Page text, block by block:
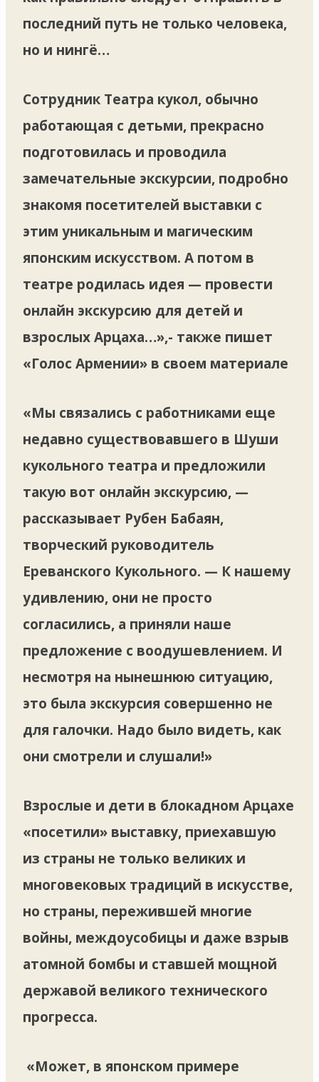
последний путь не только человека,
но и нингё…
Сотрудник Театра кукол, обычно
работающая с детьми, прекрасно
подготовилась и проводила
замечательные экскурсии, подробно
знакомя посетителей выставки с
этим уникальным и магическим
японским искусством. А потом в
театре родилась идея — провести
онлайн экскурсию для детей и
взрослых Арцаха…»,- также пишет
«Голос Армении» в своем материале
«Мы связались с работниками еще
недавно существовавшего в Шуши
кукольного театра и предложили
такую вот онлайн экскурсию, —
рассказывает Рубен Бабаян,
творческий руководитель
Ереванского Кукольного. — К нашему
удивлению, они не просто
согласились, а приняли наше
предложение с воодушевлением. И
несмотря на нынешнюю ситуацию,
это была экскурсия совершенно не
для галочки. Надо было видеть, как
они смотрели и слушали!»
Взрослые и дети в блокадном Арцахе
«посетили» выставку, приехавшую
из страны не только великих и
многовековых традиций в искусстве,
но страны, пережившей многие
войны, междоусобицы и даже взрыв
атомной бомбы и ставшей мощной
державой великого технического
прогресса.
«Может, в японском примере